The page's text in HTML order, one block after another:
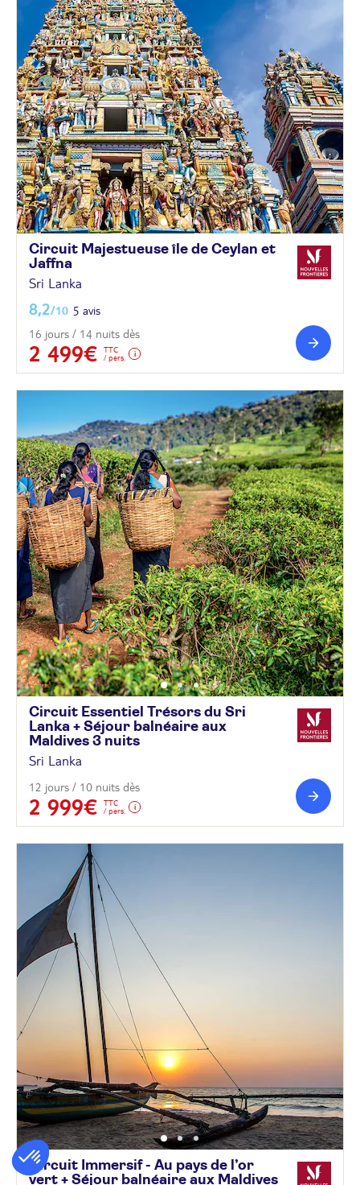
Circuit Majestueuse île de Ceylan et
Jaffna
Sri Lanka
8,2/10 5 avis
16 jours / 14 nuits dès
2 499€
TTC
/ pers.
Circuit Essentiel Trésors du Sri
Lanka + Séjour balnéaire aux
Maldives 3 nuits
Sri Lanka
12 jours / 10 nuits dès
2 999€
TTC
/ pers.
Circuit Immersif - Au pays de l’or
vert + Séjour balnéaire aux Maldives